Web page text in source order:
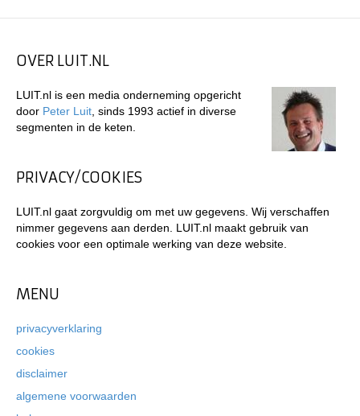
OVER LUIT.NL
LUIT.nl is een media onderneming opgericht
door Peter Luit , sinds 1993 actief in diverse
segmenten in de keten.
PRIVACY/COOKIES
LUIT.nl gaat zorgvuldig om met uw gegevens. Wij verschaffen
nimmer gegevens aan derden. LUIT.nl maakt gebruik van
cookies voor een optimale werking van deze website.
MENU
privacyverklaring
cookies
disclaimer
algemene voorwaarden